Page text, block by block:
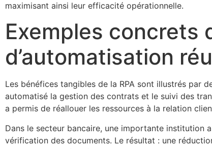
maximisant ainsi leur efficacité opérationnelle.
Exemples concrets
d’automatisation
Les bénéfices tangibles de la RPA sont illustrés par
automatisé la gestion des contrats et le suivi des
a permis de réallouer les ressources à la relation
Dans le secteur bancaire, une importante institution
vérification des documents. Le résultat : une